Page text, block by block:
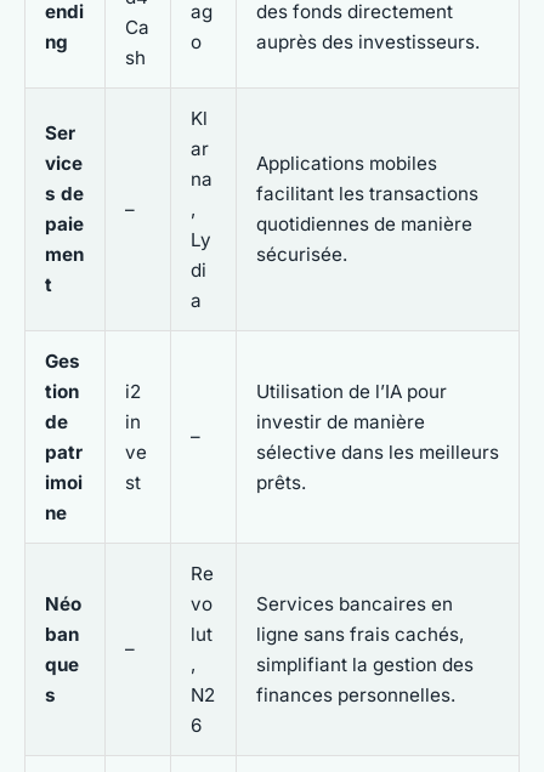
endi
ng
Ca
sh
ag
o
des fonds directement
auprès des investisseurs.
Ser
vice
s de
paie
men
t
–
Kl
ar
na
,
Ly
di
a
Applications mobiles
facilitant les transactions
quotidiennes de manière
sécurisée.
Ges
tion
de
patr
imoi
ne
i2
in
ve
st
–
Utilisation de l’IA pour
investir de manière
sélective dans les meilleurs
prêts.
Néo
ban
que
s
–
Re
vo
lut
,
N2
6
Services bancaires en
ligne sans frais cachés,
simplifiant la gestion des
finances personnelles.